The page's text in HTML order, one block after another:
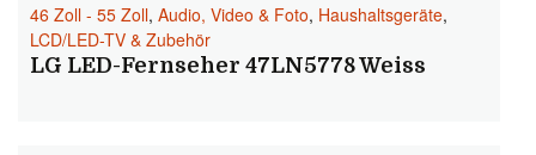
46 Zoll - 55 Zoll, Audio, Video & Foto, Haushaltsgeräte,
LCD/LED-TV & Zubehör
LG LED-Fernseher 47LN5778 Weiss